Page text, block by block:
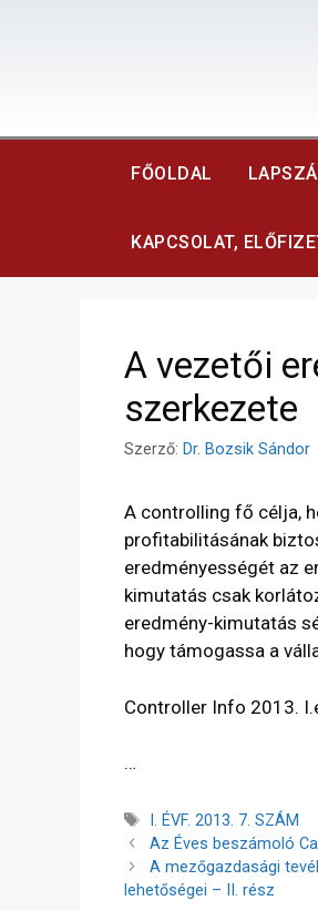
FŐOLDAL
KAPCSOLAT,
A vezetői
szerkezete
Szerző: Dr. Bozsik Sándor
A controlling fő célja,
profitabilitásának
eredményességét az
kimutatás csak
eredmény-kimutatás
hogy támogassa a
Controller Info 2013.
…
I. ÉVF. 2013. 7. SZÁM
Az Éves beszámoló
A mezőgazdasági
lehetőségei – II. rész